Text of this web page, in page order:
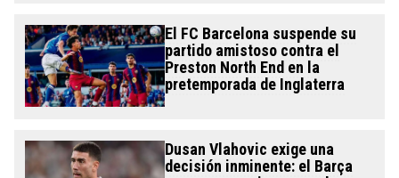
El FC Barcelona suspende su
partido amistoso contra el
Preston North End en la
pretemporada de Inglaterra
Dusan Vlahovic exige una
decisión inminente: el Barça